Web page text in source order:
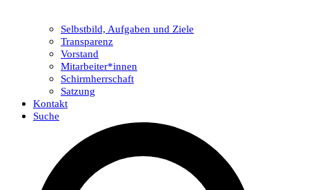
Selbstbild, Aufgaben und Ziele
Transparenz
Vorstand
Mitarbeiter*innen
Schirmherrschaft
Satzung
Kontakt
Suche